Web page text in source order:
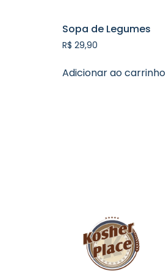
Sopa de Legumes
R$ 29,90
Adicionar ao carrinho